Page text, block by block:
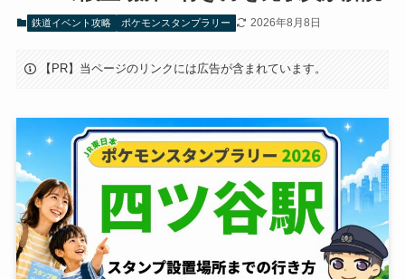
鉄道イベント攻略 ポケモンスタンプラリー 2026年8月8日
【PR】当ページのリンクには広告が含まれています。